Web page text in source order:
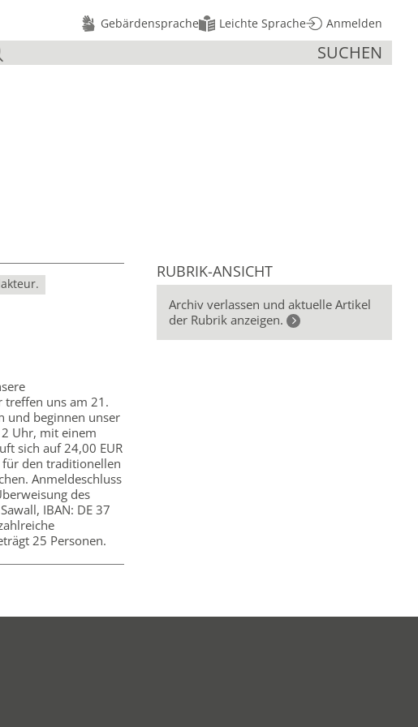
Gebärdensprache Leichte Sprache Anmelden
SUCHEN
treffen uns am 21.
und beginnen unser
Uhr, mit einem
sich auf 24,00 EUR
für den traditionellen
Anmeldeschluss
des
IBAN: DE 37
25 Personen.
RUBRIK-ANSICHT
Archiv verlassen und aktuelle Artikel
der Rubrik anzeigen.